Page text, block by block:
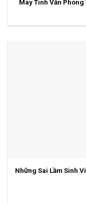
Máy Tính Văn
Những Sai Lầm Sinh